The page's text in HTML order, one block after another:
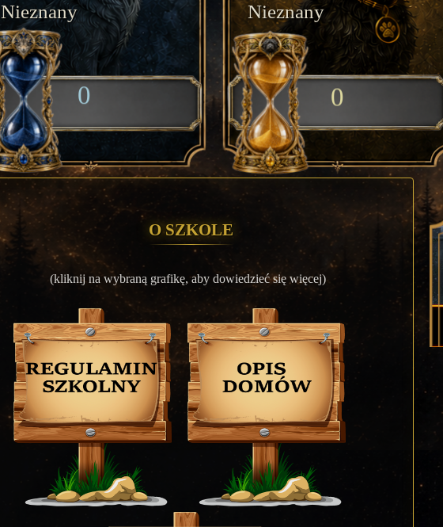
0 0
Nieznany Nieznany
O Szkole
(kliknij na wybraną grafikę, aby dowiedzieć się więcej)